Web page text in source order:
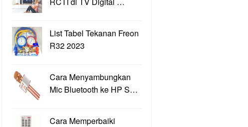
List Tabel Tekanan Freon
R32 2023
Cara Menyambungkan
Mic Bluetooth ke HP S…
Cara Memperbaiki